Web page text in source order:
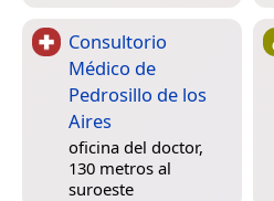
Consultorio
Médico de
Pedrosillo de los
Aires
oficina del doctor,
130 metros al
suroeste